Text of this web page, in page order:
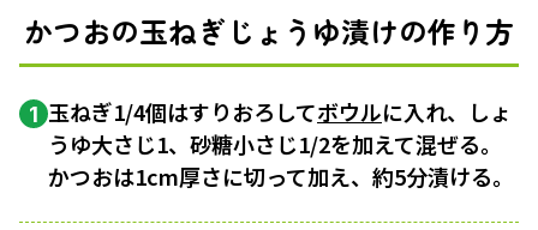
かつおの玉ねぎじょうゆ漬けの作り方
1 玉ねぎ1/4個はすりおろしてボウルに入れ、しょ
うゆ大さじ1、砂糖小さじ1/2を加えて混ぜる。
かつおは1cm厚さに切って加え、約5分漬ける。